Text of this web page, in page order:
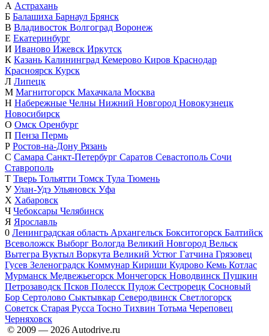
А Астрахань
Б Балашиха Барнаул Брянск
В Владивосток Волгоград Воронеж
Е Екатеринбург
И Иваново Ижевск Иркутск
К Казань Калининград Кемерово Киров Краснодар
Красноярск Курск
Л Липецк
М Магнитогорск Махачкала Москва
Н Набережные Челны Нижний Новгород Новокузнецк
Новосибирск
О Омск Оренбург
П Пенза Пермь
Р Ростов-на-Дону Рязань
С Самара Санкт-Петербург Саратов Севастополь Сочи
Ставрополь
Т Тверь Тольятти Томск Тула Тюмень
У Улан-Удэ Ульяновск Уфа
Х Хабаровск
Ч Чебоксары Челябинск
Я Ярославль
0 Ленинградская область Архангельск Бокситогорск Балтийск
Всеволожск Выборг Вологда Великий Новгород Вельск
Вытегра Вуктыл Воркута Великий Устюг Гатчина Грязовец
Гусев Зеленоградск Коммунар Кириши Кудрово Кемь Котлас
Мурманск Медвежьегорск Мончегорск Новодвинск Пушкин
Петрозаводск Псков Полесск Пудож Сестрорецк Сосновый
Бор Сертолово Сыктывкар Северодвинск Светлогорск
Советск Старая Русса Тосно Тихвин Тотьма Череповец
Черняховск
© 2009 — 2026 Autodrive.ru